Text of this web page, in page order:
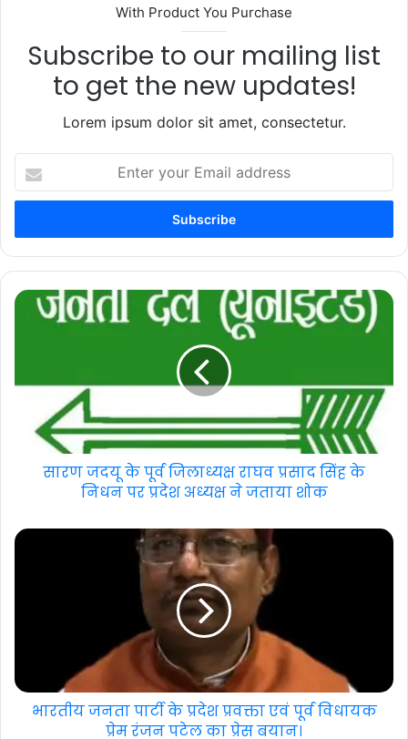
With Product You Purchase
Subscribe to our mailing list
to get the new updates!
Lorem ipsum dolor sit amet, consectetur.
your
Email
सारण जदयू के पूर्व जिलाध्यक्ष राघव प्रसाद सिंह के
निधन पर प्रदेश अध्यक्ष ने जताया शोक
भारतीय जनता पार्टी के प्रदेश प्रवक्ता एवं पूर्व विधायक
प्रेम रंजन पटेल का प्रेस बयान।